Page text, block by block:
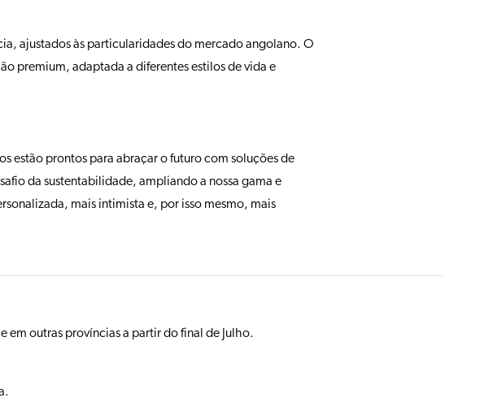
ajustados às particularidades do mercado angolano. O
premium, adaptada a diferentes estilos de vida e
estão prontos para abraçar o futuro com soluções de
da sustentabilidade, ampliando a nossa gama e
mais intimista e, por isso mesmo, mais
em outras províncias a partir do final de Julho.